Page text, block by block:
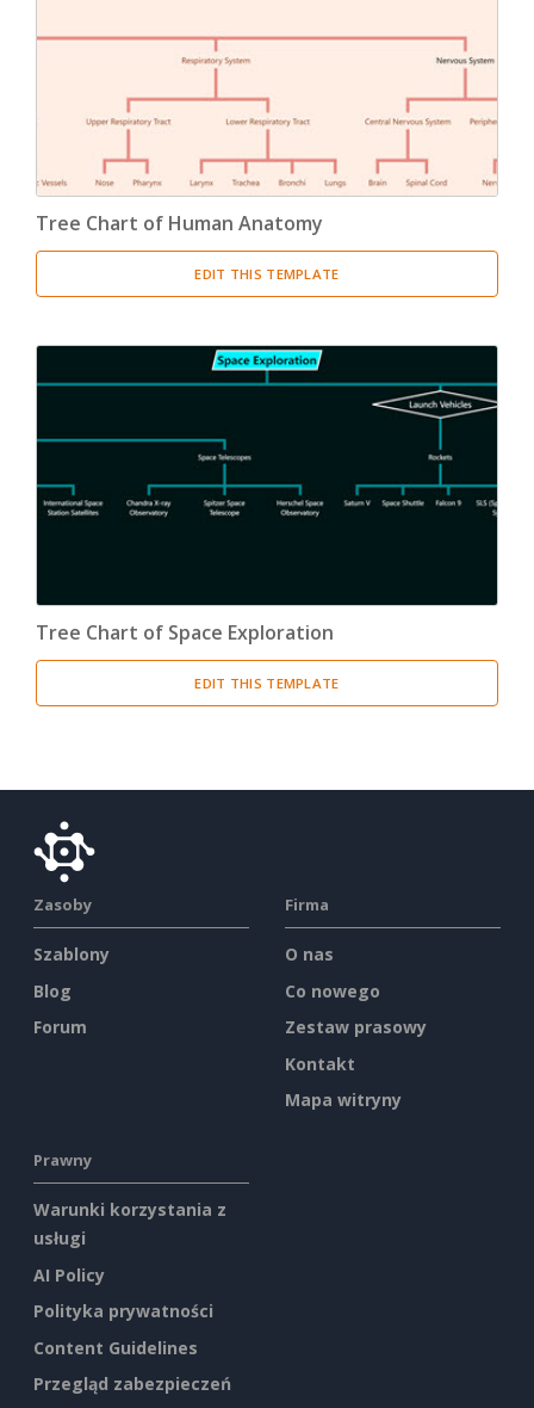
Tree Chart of Human Anatomy
EDIT THIS TEMPLATE
Tree Chart of Space Exploration
EDIT THIS TEMPLATE
Zasoby
Szablony
Blog
Forum
Firma
O nas
Co nowego
Zestaw prasowy
Kontakt
Mapa witryny
Prawny
Warunki korzystania z
usługi
AI Policy
Polityka prywatności
Content Guidelines
Przegląd zabezpieczeń